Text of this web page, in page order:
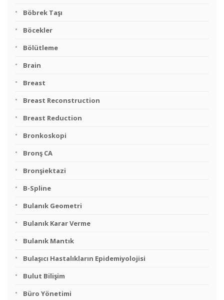
Böbrek Taşı
Böcekler
Bölütleme
Brain
Breast
Breast Reconstruction
Breast Reduction
Bronkoskopi
Bronş CA
Bronşiektazi
B-Spline
Bulanık Geometri
Bulanık Karar Verme
Bulanık Mantık
Bulaşıcı Hastalıkların Epidemiyolojisi
Bulut Bilişim
Büro Yönetimi